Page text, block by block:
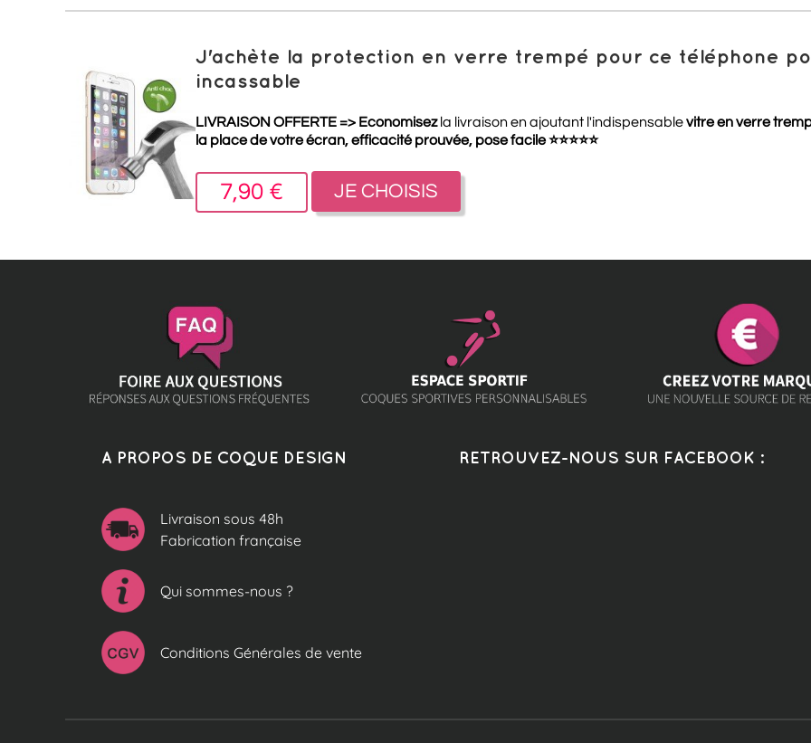
J'achète la protection en verre trempé pour ce téléphone
incassable
LIVRAISON OFFERTE => Economisezla livraison en ajoutant l'indispensablevitre en verre
la place de votre écran, efficacité prouvée, pose facile⭐⭐⭐⭐⭐
7,90 € JE CHOISIS
A PROPOS DE COQUE DESIGN
Livraison sous 48h
Fabrication française
Qui sommes-nous ?
Conditions Générales de vente
RETROUVEZ-NOUS SUR FACEBOOK :